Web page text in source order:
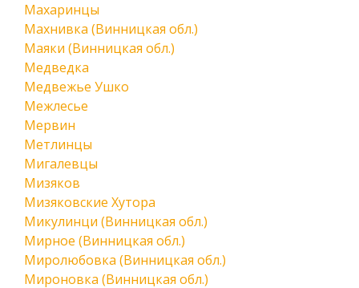
Махаринцы
Махнивка (Винницкая обл.)
Маяки (Винницкая обл.)
Медведка
Медвежье Ушко
Межлесье
Мервин
Метлинцы
Мигалевцы
Мизяков
Мизяковские Хутора
Микулинци (Винницкая обл.)
Мирное (Винницкая обл.)
Миролюбовка (Винницкая обл.)
Мироновка (Винницкая обл.)